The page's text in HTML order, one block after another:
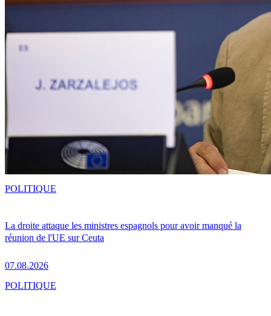
La droite attaque les ministres espagnols pour avoir manqué la
réunion de l'UE sur Ceuta
07.08.2026
POLITIQUE
POLITIQUE